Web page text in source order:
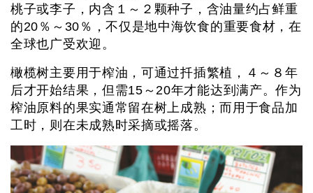
桃子或李子，内含１～２颗种子，含油量约占鲜重
的20％～30％，不仅是地中海饮食的重要食材，在
全球也广受欢迎。
橄榄树主要用于榨油，可通过扦插繁植，４～８年
后才开始结果，但需15～20年才能达到满产。作为
榨油原料的果实通常留在树上成熟；而用于食品加
工时，则在未成熟时采摘或摇落。